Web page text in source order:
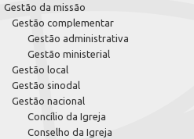
Gestão da missão
Gestão complementar
Gestão administrativa
Gestão ministerial
Gestão local
Gestão sinodal
Gestão nacional
Concílio da Igreja
Conselho da Igreja